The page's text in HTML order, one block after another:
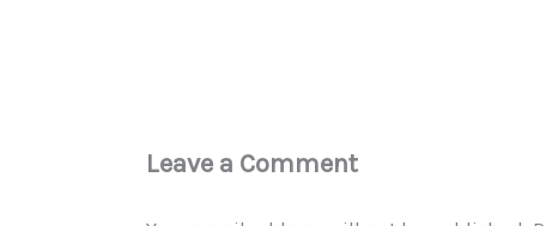
Leave a Comment